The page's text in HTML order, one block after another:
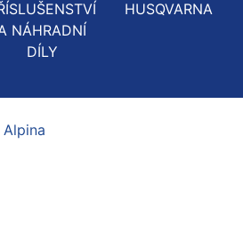
NÁHRADNÍ
DÍLY
HUSQVARNA